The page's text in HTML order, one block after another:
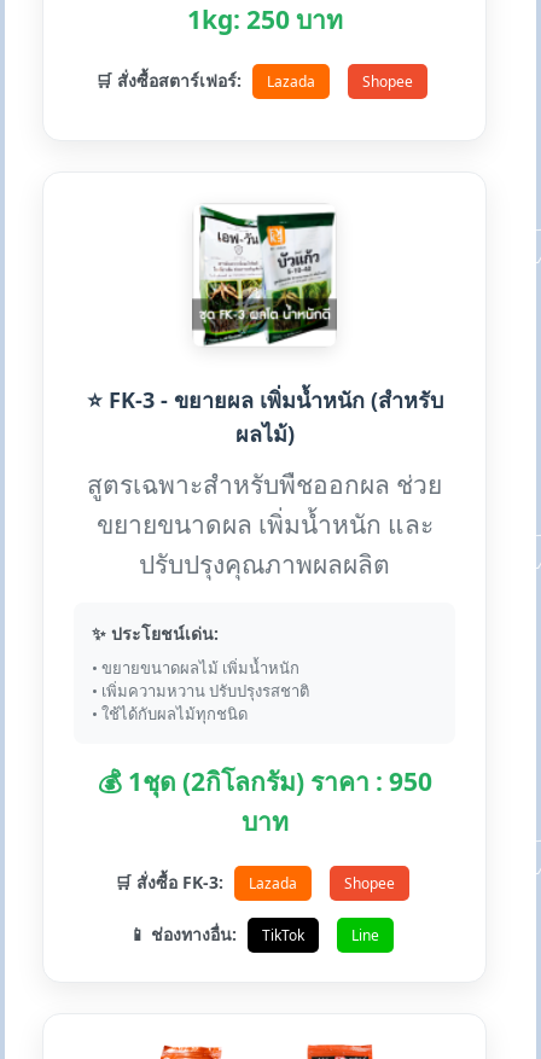
1kg: 250 บาท
🛒 สั่งซื้อสตาร์เฟอร์: Lazada Shopee
⭐ FK-3 - ขยายผล เพิ่มน้ำหนัก (สำหรับ
ผลไม้)
สูตรเฉพาะสำหรับพืชออกผล ช่วย
ขยายขนาดผล เพิ่มน้ำหนัก และ
ปรับปรุงคุณภาพผลผลิต
✨ ประโยชน์เด่น:
• ขยายขนาดผลไม้ เพิ่มน้ำหนัก
• เพิ่มความหวาน ปรับปรุงรสชาติ
• ใช้ได้กับผลไม้ทุกชนิด
💰 1ชุด (2กิโลกรัม) ราคา : 950
บาท
🛒 สั่งซื้อ FK-3: Lazada Shopee
📱 ช่องทางอื่น: TikTok Line